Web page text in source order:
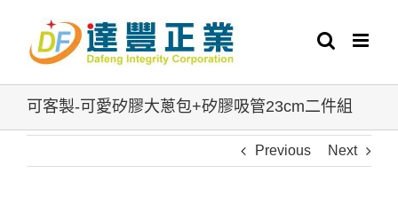
content
可客製-可愛矽膠大蔥包+矽膠吸管23cm二件組
Previous Next